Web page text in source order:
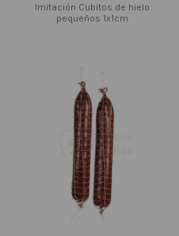
Imitación Cubitos de hielo
pequeños 1x1cm